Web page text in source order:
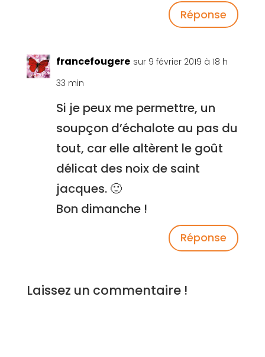
Réponse
francefougere sur 9 février 2019 à 18 h
33 min
Si je peux me permettre, un
soupçon d’échalote au pas du
tout, car elle altèrent le goût
délicat des noix de saint
jacques. 🙂
Bon dimanche !
Réponse
Laissez un commentaire !